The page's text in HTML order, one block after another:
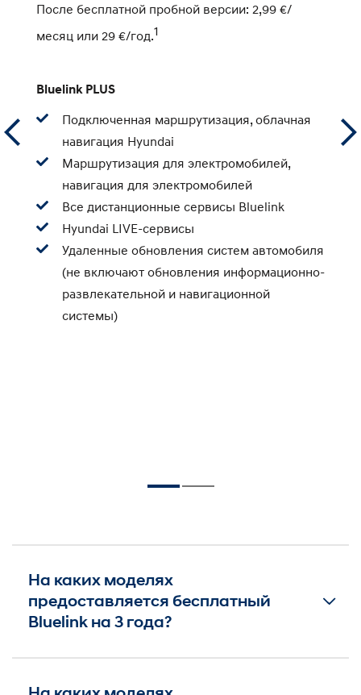
После бесплатной пробной версии: 2,99 €/
месяц или 29 €/год.1
Bluelink PLUS
Подключенная маршрутизация, облачная
навигация Hyundai
Маршрутизация для электромобилей,
навигация для электромобилей
Все дистанционные сервисы Bluelink
Hyundai LIVE-сервисы
Удаленные обновления систем автомобиля
(не включают обновления информационно-
развлекательной и навигационной
системы)
На каких моделях
предоставляется бесплатный
Bluelink на 3 года?